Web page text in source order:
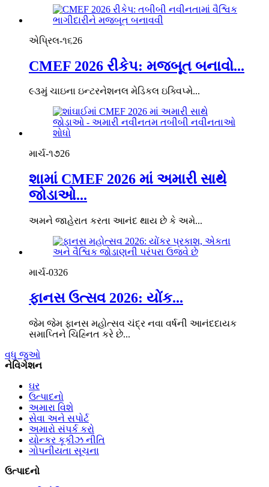
એપ્રિલ-૧૬26
CMEF 2026 રીકેપ: મજબૂત બનાવો...
૯૩મું ચાઇના ઇન્ટરનેશનલ મેડિકલ ઇક્વિપ્મે...
માર્ચ-૧૭26
શામાં CMEF 2026 માં અમારી સાથે
જોડાઓ...
અમને જાહેરાત કરતા આનંદ થાય છે કે અમે...
માર્ચ-0326
ફાનસ ઉત્સવ 2026: યોંક...
જેમ જેમ ફાનસ મહોત્સવ ચંદ્ર નવા વર્ષની આનંદદાયક
સમાપ્તિને ચિહ્નિત કરે છે...
વધુ જુઓ
નેવિગેશન
ઘર
ઉત્પાદનો
અમારા વિશે
સેવા અને સપોર્ટ
અમારો સંપર્ક કરો
યોન્કર કૂકીઝ નીતિ
ગોપનીયતા સૂચના
ઉત્પાદનો